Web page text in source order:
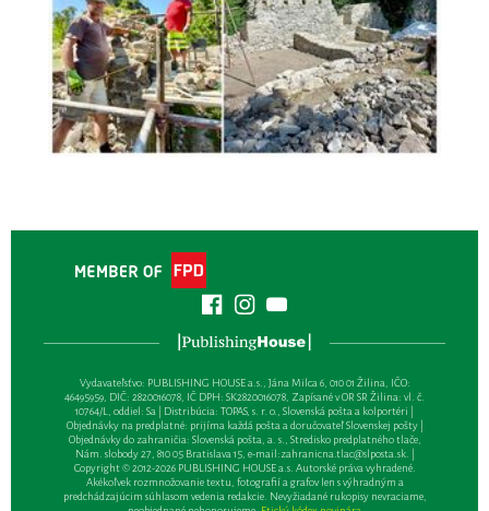
Vydavateľsťvo: PUBLISHING HOUSE a.s., Jána Milca 6, 010 01 Žilina, IČO:
46495959, DIČ: 2820016078, IČ DPH: SK2820016078, Zapísané v OR SR Žilina: vl. č.
10764/L, oddiel: Sa | Distribúcia: TOPAS, s. r. o., Slovenská pošta a kolportéri |
Objednávky na predplatné: prijíma každá pošta a doručovateľ Slovenskej pošty |
Objednávky do zahraničia: Slovenská pošta, a. s., Stredisko predplatného tlače,
Nám. slobody 27, 810 05 Bratislava 15, e-mail:zahranicna.tlac@slposta.sk. |
Copyright © 2012-2026 PUBLISHING HOUSE a.s. Autorské práva vyhradené.
Akékoľvek rozmnožovanie textu, fotografií a grafov len s výhradným a
predchádzajúcim súhlasom vedenia redakcie. Nevyžiadané rukopisy nevraciame,